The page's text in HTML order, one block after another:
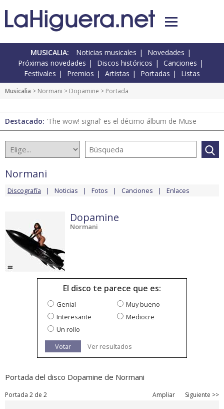
MUSICALIA: Noticias musicales
Novedades
Próximas novedades
Discos históricos
Canciones
Festivales
Premios Artistas Portadas Listas
Musicalia > Normani > Dopamine > Portada
Destacado: 'The wow! signal' es el décimo álbum de Muse
Normani
Discografía Noticias Fotos Canciones Enlaces
Dopamine
Normani
El disco te parece que es:
Genial
Muy bueno
Interesante
Mediocre
Un rollo
Votar
Ver resultados
Portada del disco Dopamine de Normani
Portada 2 de 2 Ampliar Siguiente >>